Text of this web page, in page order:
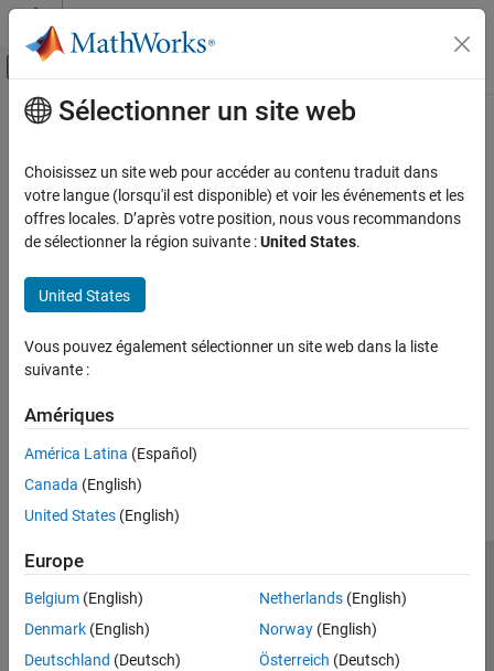
Passer au contenu
Activer/désactiver l'affichage du menu
Accueil de la documentation
Contenu principal
How useful was this information?
Sélectionner un site web
Choisissez un site web pour accéder au contenu traduit dans
votre langue (lorsqu'il est disponible) et voir les événements et les
offres locales. D’après votre position, nous vous recommandons
de sélectionner la région suivante :United States.
United States
Vous pouvez également sélectionner un site web dans la liste
suivante :
Amériques
América Latina (Español)
Canada (English)
United States (English)
Europe
Belgium (English)
Denmark (English)
Deutschland (Deutsch)
Netherlands(English)
Norway(English)
Österreich (Deutsch)
Lutte anti-piratage
Contacts locaux
© 1994-2026 The MathWorks, Inc.